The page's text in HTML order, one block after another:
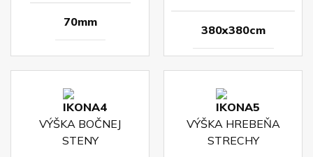
70mm
380x380cm
VÝŠKA BOČNEJ
STENY
VÝŠKA HREBEŇA
STRECHY